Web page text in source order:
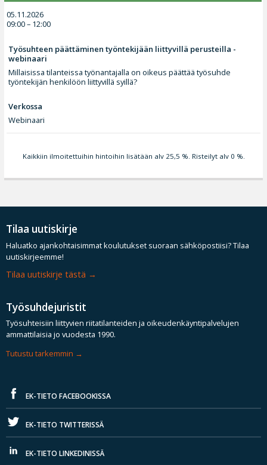
05.11.2026
09:00 – 12:00
Työsuhteen päättäminen työntekijään liittyvillä perusteilla -
webinaari
Millaisissa tilanteissa työnantajalla on oikeus päättää työsuhde
työntekijän henkilöön liittyvillä syillä?
Verkossa
Webinaari
Kaikkiin ilmoitettuihin hintoihin lisätään alv 25,5 %. Risteilyt alv 0 %.
Tilaa uutiskirje
Haluatko ajankohtaisimmat koulutukset suoraan sähköpostiisi? Tilaa
uutiskirjeemme!
Tilaa uutiskirje tästä
Työsuhdejuristit
Työsuhteisiin liittyvien riitatilanteiden ja oikeudenkäyntipalvelujen
ammattilaisia jo vuodesta 1990.
Tutustu tarkemmin
EK-TIETO FACEBOOKISSA
EK-TIETO TWITTERISSÄ
EK-TIETO LINKEDINISSÄ